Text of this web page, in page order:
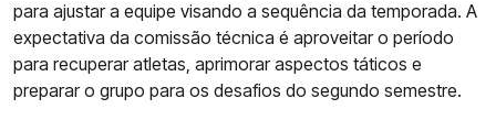
para ajustar a equipe visando a sequência da temporada. A
expectativa da comissão técnica é aproveitar o período
para recuperar atletas, aprimorar aspectos táticos e
preparar o grupo para os desafios do segundo semestre.